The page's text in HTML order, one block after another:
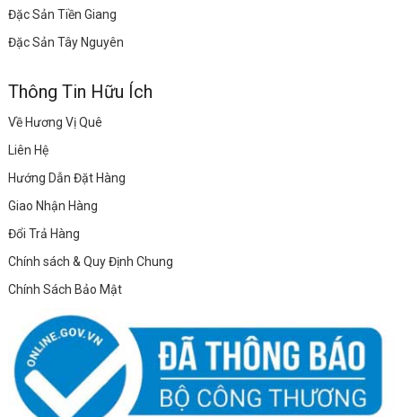
Đặc Sản Tiền Giang
Đặc Sản Tây Nguyên
Thông Tin Hữu Ích
Về Hương Vị Quê
Liên Hệ
Hướng Dẫn Đặt Hàng
Giao Nhận Hàng
Đổi Trả Hàng
Chính sách & Quy Định Chung
Chính Sách Bảo Mật